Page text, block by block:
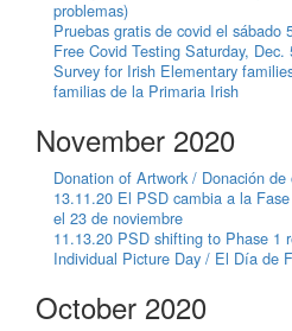
problemas)
Pruebas gratis de covid el sábado
Free Covid Testing Saturday, Dec.
Survey for Irish Elementary
familias de la Primaria Irish
November 2020
Donation of Artwork / Donación de
13.11.20 El PSD cambia a la
el 23 de noviembre
11.13.20 PSD shifting to Phase 1
Individual Picture Day / El Día de
October 2020